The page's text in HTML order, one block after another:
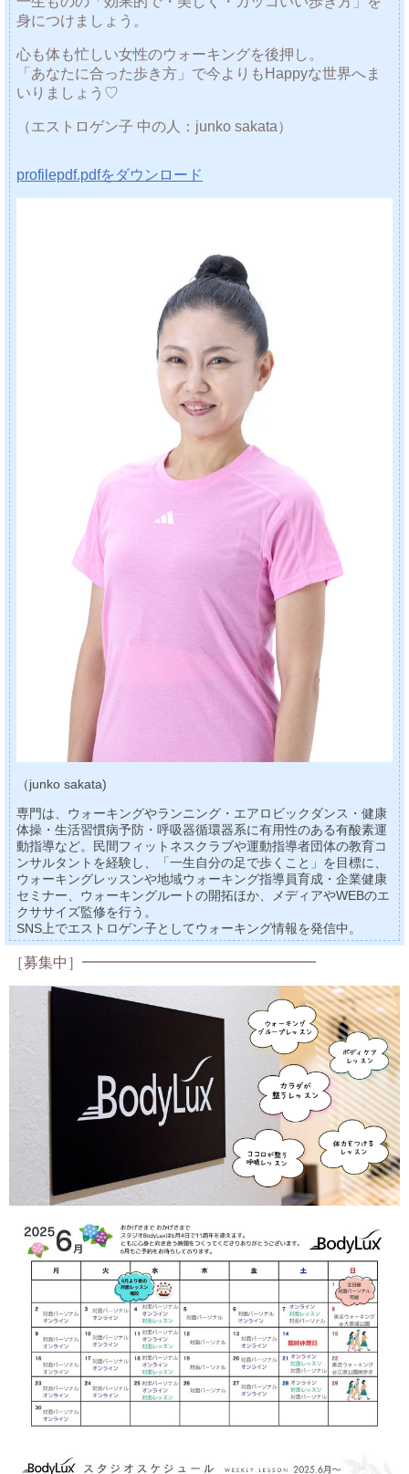
身につけましょう。
心も体も忙しい女性のウォーキングを後押し。
「あなたに合った歩き方」で今よりもHappyな世界へま
いりましょう♡
（エストロゲン子 中の人：junko sakata）
profilepdf.pdfをダウンロード
（junko sakata)
専門は、ウォーキングやランニング・エアロビックダンス・健康
体操・生活習慣病予防・呼吸器循環器系に有用性のある有酸素運
動指導など。民間フィットネスクラブや運動指導者団体の教育コ
ンサルタントを経験し、「一生自分の足で歩くこと」を目標に、
ウォーキングレッスンや地域ウォーキング指導員育成・企業健康
セミナー、ウォーキングルートの開拓ほか、メディアやWEBのエ
クササイズ監修を行う。
SNS上でエストロゲン子としてウォーキング情報を発信中。
［募集中］━━━━━━━━━━━━━━━━